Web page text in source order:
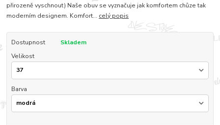
přirozeně vyschnout) Naše obuv se vyznačuje jak komfortem chůze tak
moderním designem. Komfort... celý popis
Dostupnost
Skladem
Velikost
Barva